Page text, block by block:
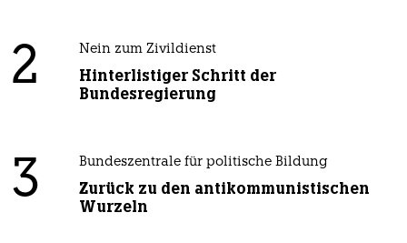
2 Nein zum Zivildienst
Hinterlistiger Schritt der
Bundesregierung
3 Bundeszentrale für politische Bildung
Zurück zu den antikommunistischen
Wurzeln